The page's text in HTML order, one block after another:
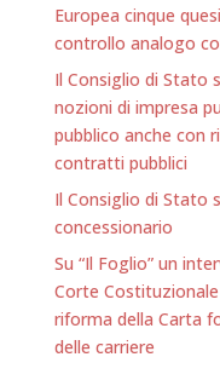
Europea cinque
controllo analogo
Il Consiglio di Stato
nozioni di impresa
pubblico anche con
contratti pubblici
Il Consiglio di Stato
concessionario
Su “Il Foglio” un
Corte
riforma della Carta
delle carriere